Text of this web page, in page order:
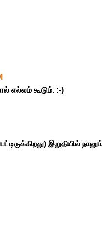
எல்லம் கூடும். :-)
இறுதியில்